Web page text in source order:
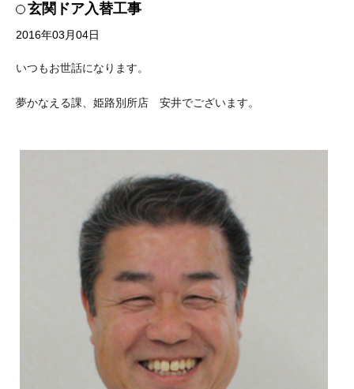
玄関ドア入替工事
2016年03月04日
いつもお世話になります。
夢かなえる課、姫路別所店 安井でございます。